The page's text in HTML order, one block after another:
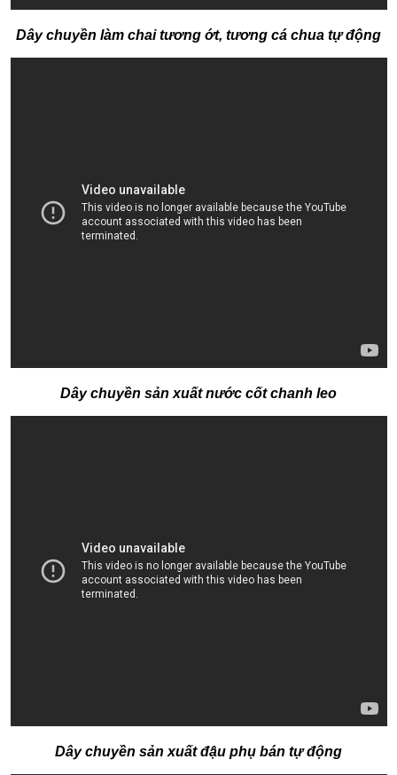
Dây chuyền làm chai tương ớt, tương cá chua tự động
Dây chuyền sản xuất nước cốt chanh leo
Dây chuyền sản xuất đậu phụ bán tự động